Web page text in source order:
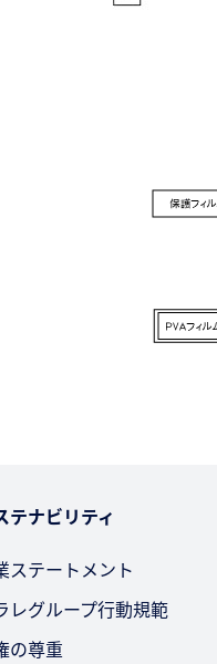
テナビリティ
ステートメント
レグループ行動規範
の尊重